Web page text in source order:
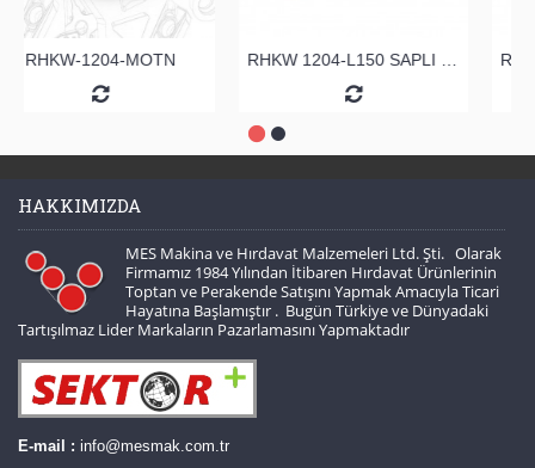
RHKW-1204-MOTN
HAKKIMIZDA
MES Makina ve Hırdavat Malzemeleri Ltd. Şti. Olarak
Firmamız 1984 Yılından İtibaren Hırdavat Ürünlerinin
Toptan ve Perakende Satışını Yapmak Amacıyla Ticari
Hayatına Başlamıştır . Bugün Türkiye ve Dünyadaki
Tartışılmaz Lider Markaların Pazarlamasını Yapmaktadır
E-mail : info@mesmak.com.tr